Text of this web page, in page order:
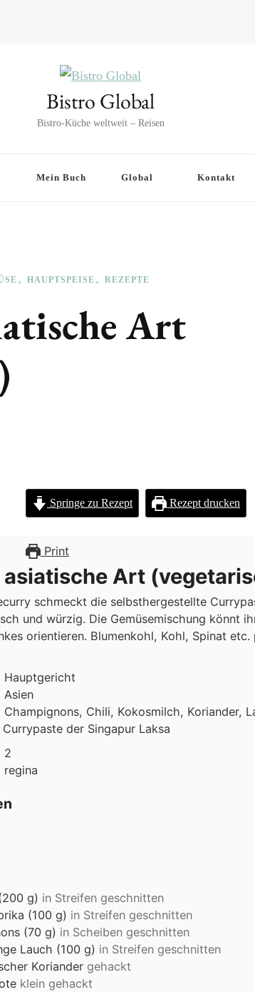
Bistro Global
Bistro-Küche weltweit – Reisen
Mein Buch Global Kontakt
HAUPTSPEISE REZEPTE
Art
Springe zu Rezept Rezept drucken
Print
asiatische Art
schmeckt die selbsthergestellte
und würzig. Die Gemüsemischung könnt
orientieren. Blumenkohl, Kohl, Spinat etc.
Hauptgericht
Asien
Champignons, Chili, Kokosmilch, Koriander,
der Singapur Laksa
2
regina
g) in Streifen geschnitten
(100 g) in Streifen geschnitten
(70 g) in Scheiben geschnitten
Lauch (100 g) in Streifen geschnitten
Koriander gehackt
klein gehackt